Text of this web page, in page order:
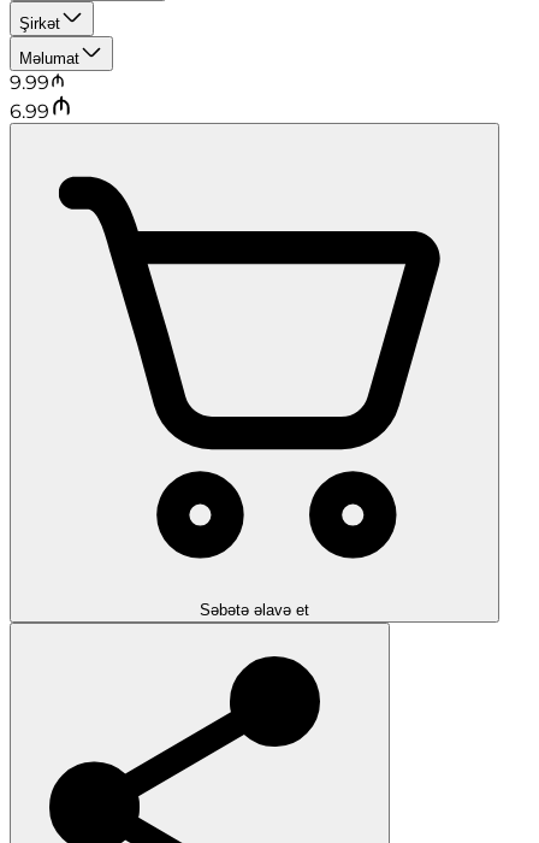
Şirkət
Məlumat
9.99
6.99
Səbətə əlavə et